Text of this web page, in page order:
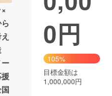
化
CAMPFIRE Creation
machi-ya コミュニティ
0円
105%
目標金額は
1,000,000円